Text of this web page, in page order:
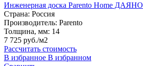
Инженерная доска Parento Home ДАЯНО
Страна: Россия
Производитель: Parento
Толщина, мм: 14
7 725 руб./м2
Рассчитать стоимость
В избранное В избранном